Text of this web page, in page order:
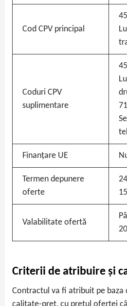
Cod CPV principal
Coduri CPV
suplimentare
Finanțare UE
Termen depunere
oferte
Valabilitate ofertă
Criterii de atribuire și
Contractul va fi atribuit pe baza